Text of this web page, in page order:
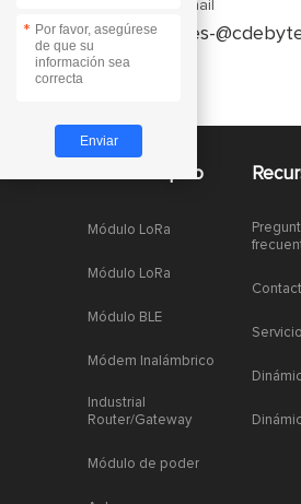
Enquiry Email
service-es-
Acceso rapido
Módulo LoRa
Módulo LoRa
Módulo BLE
Módem Inalámbrico
Industrial
Router/Gateway
Módulo de poder
*